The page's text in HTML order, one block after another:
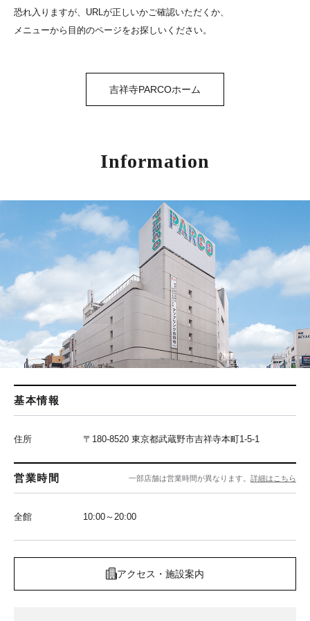
恐れ入りますが、URLが正しいかご確認いただくか、
メニューから目的のページをお探しいください。
吉祥寺PARCOホーム
Information
基本情報
住所 〒180-8520 東京都武蔵野市吉祥寺本町1-5-1
営業時間 一部店舗は営業時間が異なります。 詳細はこちら
全館 10:00～20:00
アクセス・施設案内